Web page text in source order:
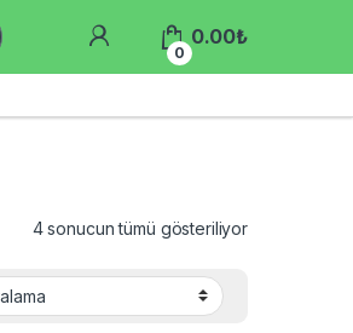
0
0.00₺
4 sonucun tümü gösteriliyor